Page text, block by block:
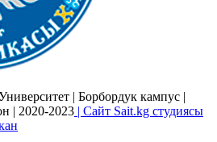
| Борбордук кампус |
| 2020-2023 | Сайт Sait.kg студиясы